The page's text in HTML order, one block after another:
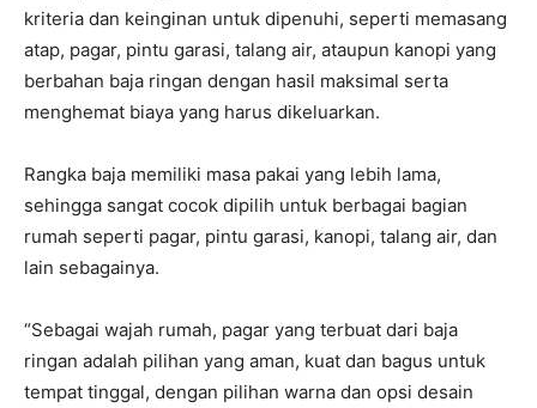
kriteria dan keinginan untuk dipenuhi, seperti memasang
atap, pagar, pintu garasi, talang air, ataupun kanopi yang
berbahan baja ringan dengan hasil maksimal serta
menghemat biaya yang harus dikeluarkan.
Rangka baja memiliki masa pakai yang lebih lama,
sehingga sangat cocok dipilih untuk berbagai bagian
rumah seperti pagar, pintu garasi, kanopi, talang air, dan
lain sebagainya.
“Sebagai wajah rumah, pagar yang terbuat dari baja
ringan adalah pilihan yang aman, kuat dan bagus untuk
tempat tinggal, dengan pilihan warna dan opsi desain